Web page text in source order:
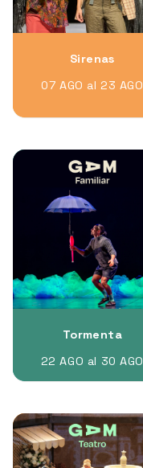
Sirenas
07 AGO al 23 AGO
Tormenta
22 AGO al 30 AGO